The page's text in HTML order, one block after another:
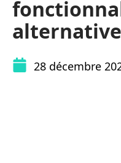
28 décembre